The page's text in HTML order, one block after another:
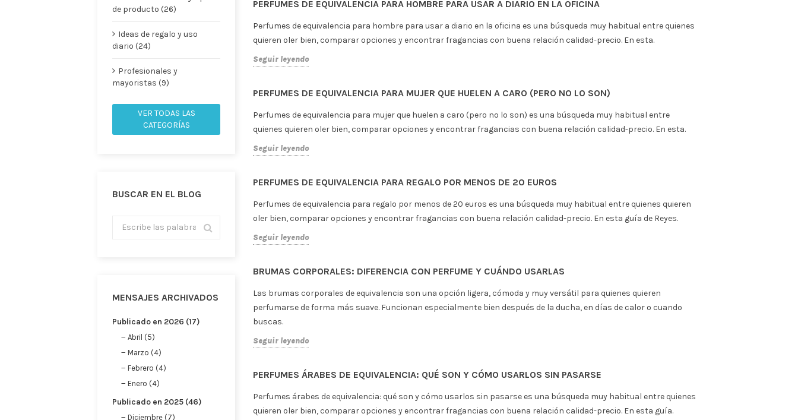
Abril (5)
Febrero (4)
Publicado en 2025 (46)
Noviembre (13)
Octubre (6)
Septiembre (4)
Mayo (3)
Febrero (1)
Octubre (1)
Julio (1)
Mayo (1)
Abril (1)
Febrero (1)
Enero (1)
Publicado en 2023 (8)
PERFUMES ÁRABES DE EQUIVALENCIA: QUÉ SON Y CÓMO USARLOS SIN PASARSE
Perfumes árabes de equivalencia: qué son y cómo usarlos sin pasarse es una búsqueda muy habitual entre quienes